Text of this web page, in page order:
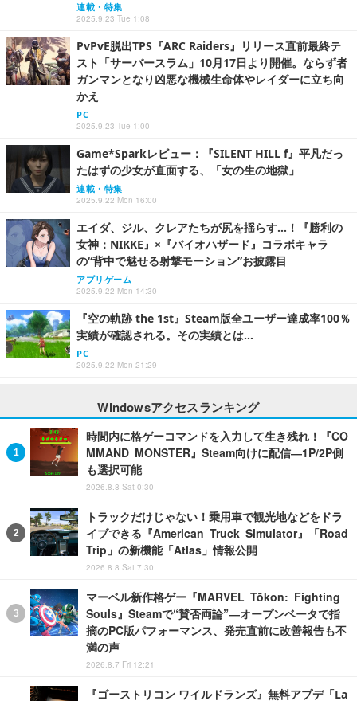
連載・特集
2025.9.23 Tue 1:08
PvPvE脱出TPS『ARC Raiders』リリース直前最終テ
スト「サーバースラム」10月17日より開催。ならず者
ガンマンとなり凶悪な機械生命体やレイダーに立ち向
かえ
PC
2025.9.23 Tue 1:00
Game*Sparkレビュー：『SILENT HILL f』平凡だっ
たはずの少女が直面する、「女の生の地獄」
連載・特集
2025.9.22 Mon 16:00
エイダ、ジル、クレアたちが尻を揺らす…！『勝利の
女神：NIKKE』×『バイオハザード』コラボキャラ
の“背中で魅せる射撃モーション”お披露目
アプリゲーム
2025.9.22 Mon 14:30
『空の軌跡 the 1st』Steam版全ユーザー達成率100％
実績が確認される。その実績とは…
PC
2025.9.22 Mon 21:29
Windowsアクセスランキング
時間内に格ゲーコマンドを入力して生き残れ！『CO
MMAND MONSTER』Steam向けに配信―1P/2P側
も選択可能
2026.8.8 Sat 0:30
トラックだけじゃない！乗用車で観光地などをドラ
イブできる『American Truck Simulator』「Road
Trip」の新機能「Atlas」情報公開
2026.8.8 Sat 7:30
マーベル新作格ゲー『MARVEL Tōkon: Fighting
Souls』Steamで“賛否両論”―オープンベータで指
摘のPC版パフォーマンス、発売直前に改善報告も不
満の声
2026.8.7 Fri 12:21
『ゴーストリコン ワイルドランズ』無料アプデ「La